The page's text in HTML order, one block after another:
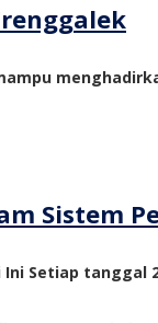
Sistem
Ini Setiap tanggal